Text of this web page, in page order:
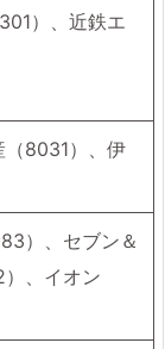
）、近鉄エ
8031）、伊
）、セブン＆
、イオン